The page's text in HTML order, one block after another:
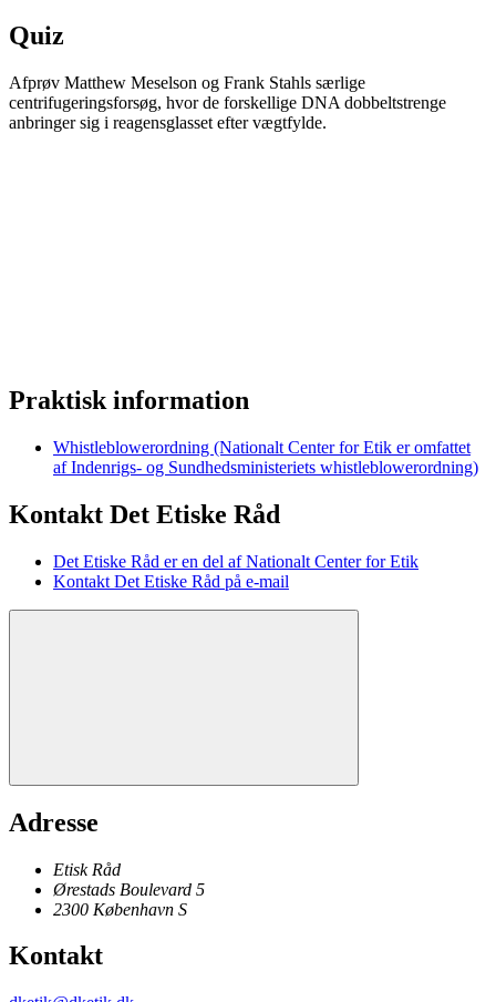
Quiz
Afprøv Matthew Meselson og Frank Stahls særlige
centrifugeringsforsøg, hvor de forskellige DNA dobbeltstrenge
anbringer sig i reagensglasset efter vægtfylde.
Praktisk information
Whistleblowerordning (Nationalt Center for Etik er omfattet
af Indenrigs- og Sundhedsministeriets whistleblowerordning)
Kontakt Det Etiske Råd
Det Etiske Råd er en del af Nationalt Center for Etik
Kontakt Det Etiske Råd på e-mail
Adresse
Etisk Råd
Ørestads Boulevard 5
2300 København S
Kontakt